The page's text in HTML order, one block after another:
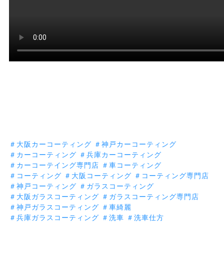
＃大阪カーコーティング ＃神戸カーコーティング
＃カーコーティング ＃兵庫カーコーティング
＃カーコーテイング専門店 ＃車コーティング
＃コーティング ＃大阪コーティング ＃コーティング専門店
＃神戸コーティング ＃ガラスコーティング
＃大阪ガラスコーティング ＃ガラスコーティング専門店
＃神戸ガラスコーティング ＃車綺麗
＃兵庫ガラスコーティング ＃洗車 ＃洗車仕方